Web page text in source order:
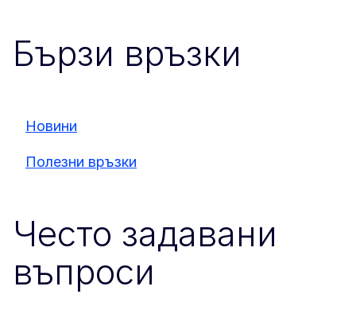
Бързи връзки
Новини
Полезни връзки
Често задавани
въпроси